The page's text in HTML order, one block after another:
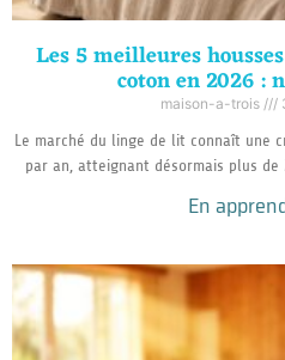
Les 5 meilleures
coton en 2026 :
maison-a-trois
Le marché du linge de lit connaît une
par an, atteignant désormais plus
En